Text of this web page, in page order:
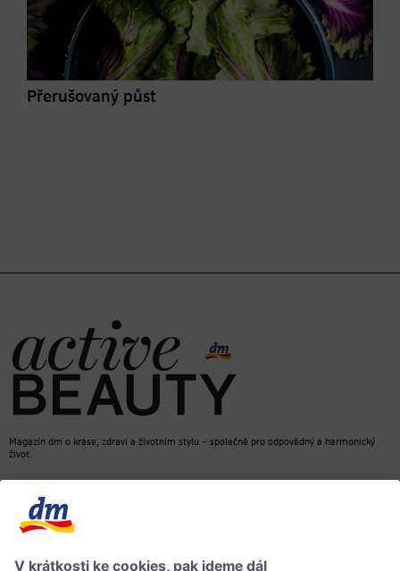
Přerušovaný půst
Magazín dm o kráse, zdraví a životním stylu – společně pro odpovědný a harmonický
život.